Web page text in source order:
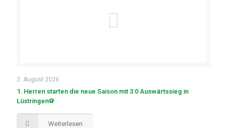
2. August 2026
1. Herren starten die neue Saison mit 3:0 Auswärtssieg in
Lüstringen⚽
Weiterlesen